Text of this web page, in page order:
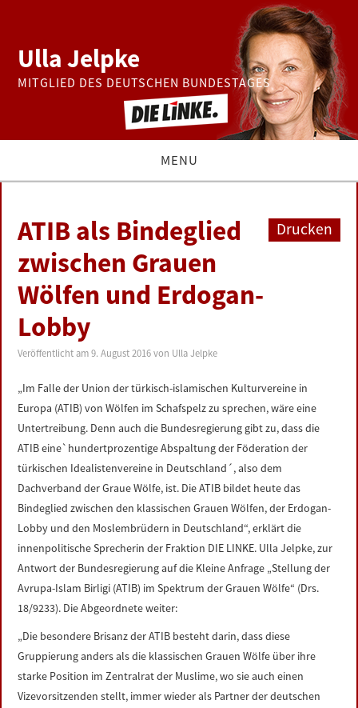
Ulla Jelpke
MITGLIED DES DEUTSCHEN BUNDESTAGES
MENU
BUNDESTAG
PRESSE
ZUR PERSON
DATENSCHUTZERKLÄRUNG
Drucken
ATIB als Bindeglied
zwischen Grauen
Wölfen und Erdogan-
Lobby
Veröffentlicht am9. August 2016 von Ulla Jelpke
„Im Falle der Union der türkisch-islamischen Kulturvereine in
Europa (ATIB) von Wölfen im Schafspelz zu sprechen, wäre eine
Untertreibung. Denn auch die Bundesregierung gibt zu, dass die
ATIB eine`hundertprozentige Abspaltung der Föderation der
türkischen Idealistenvereine in Deutschland´, also dem
Dachverband der Graue Wölfe, ist. Die ATIB bildet heute das
Bindeglied zwischen den klassischen Grauen Wölfen, der Erdogan-
Lobby und den Moslembrüdern in Deutschland“, erklärt die
innenpolitische Sprecherin der Fraktion DIE LINKE. Ulla Jelpke, zur
Antwort der Bundesregierung auf die Kleine Anfrage „Stellung der
Avrupa-Islam Birligi (ATIB) im Spektrum der Grauen Wölfe“ (Drs.
18/9233). Die Abgeordnete weiter:
„Die besondere Brisanz der ATIB besteht darin, dass diese
Gruppierung anders als die klassischen Grauen Wölfe über ihre
starke Position im Zentralrat der Muslime, wo sie auch einen
Vizevorsitzenden stellt, immer wieder als Partner der deutschen